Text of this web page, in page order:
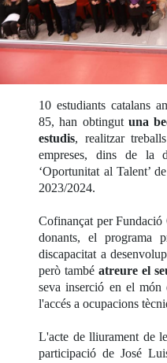
10 estudiants catalans
85, han obtingut una
estudis, realitzar
empreses, dins de la
‘Oportunitat al Talent’
2023/2024.
Cofinançat per Fundació
donants, el programa
discapacitat a
però tambéatreure el
seva inserció en el
l'accés a ocupacions
L'acte de lliurament de
participació de José